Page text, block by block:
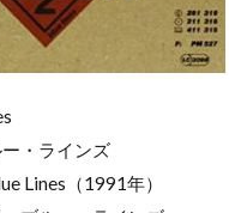
・ラインズ
Lines（1991年）